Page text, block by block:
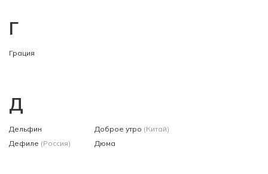
Г
Грация
Д
Дельфин
Дефиле (Россия)
Доброе утро (Китай)
Дюма